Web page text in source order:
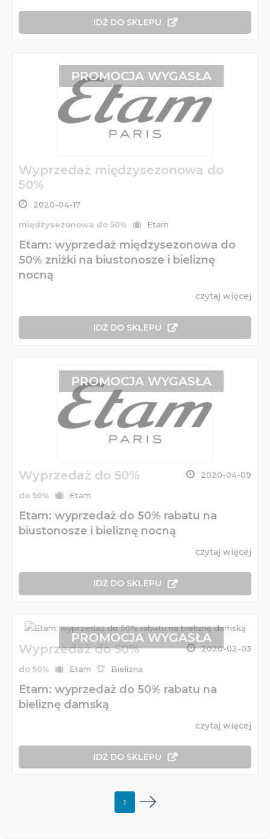
IDŹ DO SKLEPU
Wyprzedaż międzysezonowa do
50%
2020-04-17
międzysezonowa do 50% Etam
Etam: wyprzedaż międzysezonowa do
50% zniżki na biustonosze i bieliznę
nocną
czytaj więcej
IDŹ DO SKLEPU
PROMOCJA WYGASŁA
Wyprzedaż do 50% 2020-04-09
do 50% Etam
Etam: wyprzedaż do 50% rabatu na
biustonosze i bieliznę nocną
czytaj więcej
IDŹ DO SKLEPU
PROMOCJA WYGASŁA
Wyprzedaż do 50% 2020-02-03
do 50% Etam Bielizna
Etam: wyprzedaż do 50% rabatu na
bieliznę damską
czytaj więcej
IDŹ DO SKLEPU
PROMOCJA WYGASŁA
1